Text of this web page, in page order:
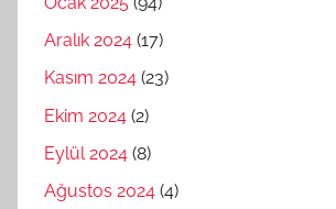
Aralık 2024 (17)
Kasım 2024 (23)
Ekim 2024 (2)
Eylül 2024 (8)
Ağustos 2024 (4)